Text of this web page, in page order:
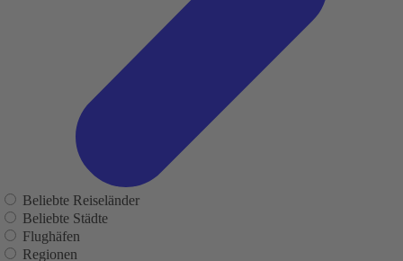
Beliebte Reiseländer
Beliebte Städte
Flughäfen
Regionen